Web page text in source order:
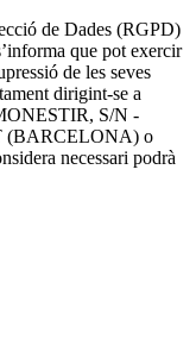
de Dades (RGPD)
que pot exercir
de les seves
dirigint-se a
S/N -
(BARCELONA) o
necessari podrà